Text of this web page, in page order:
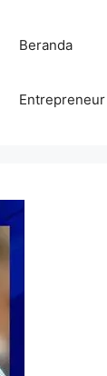
Beranda
Entrepreneur